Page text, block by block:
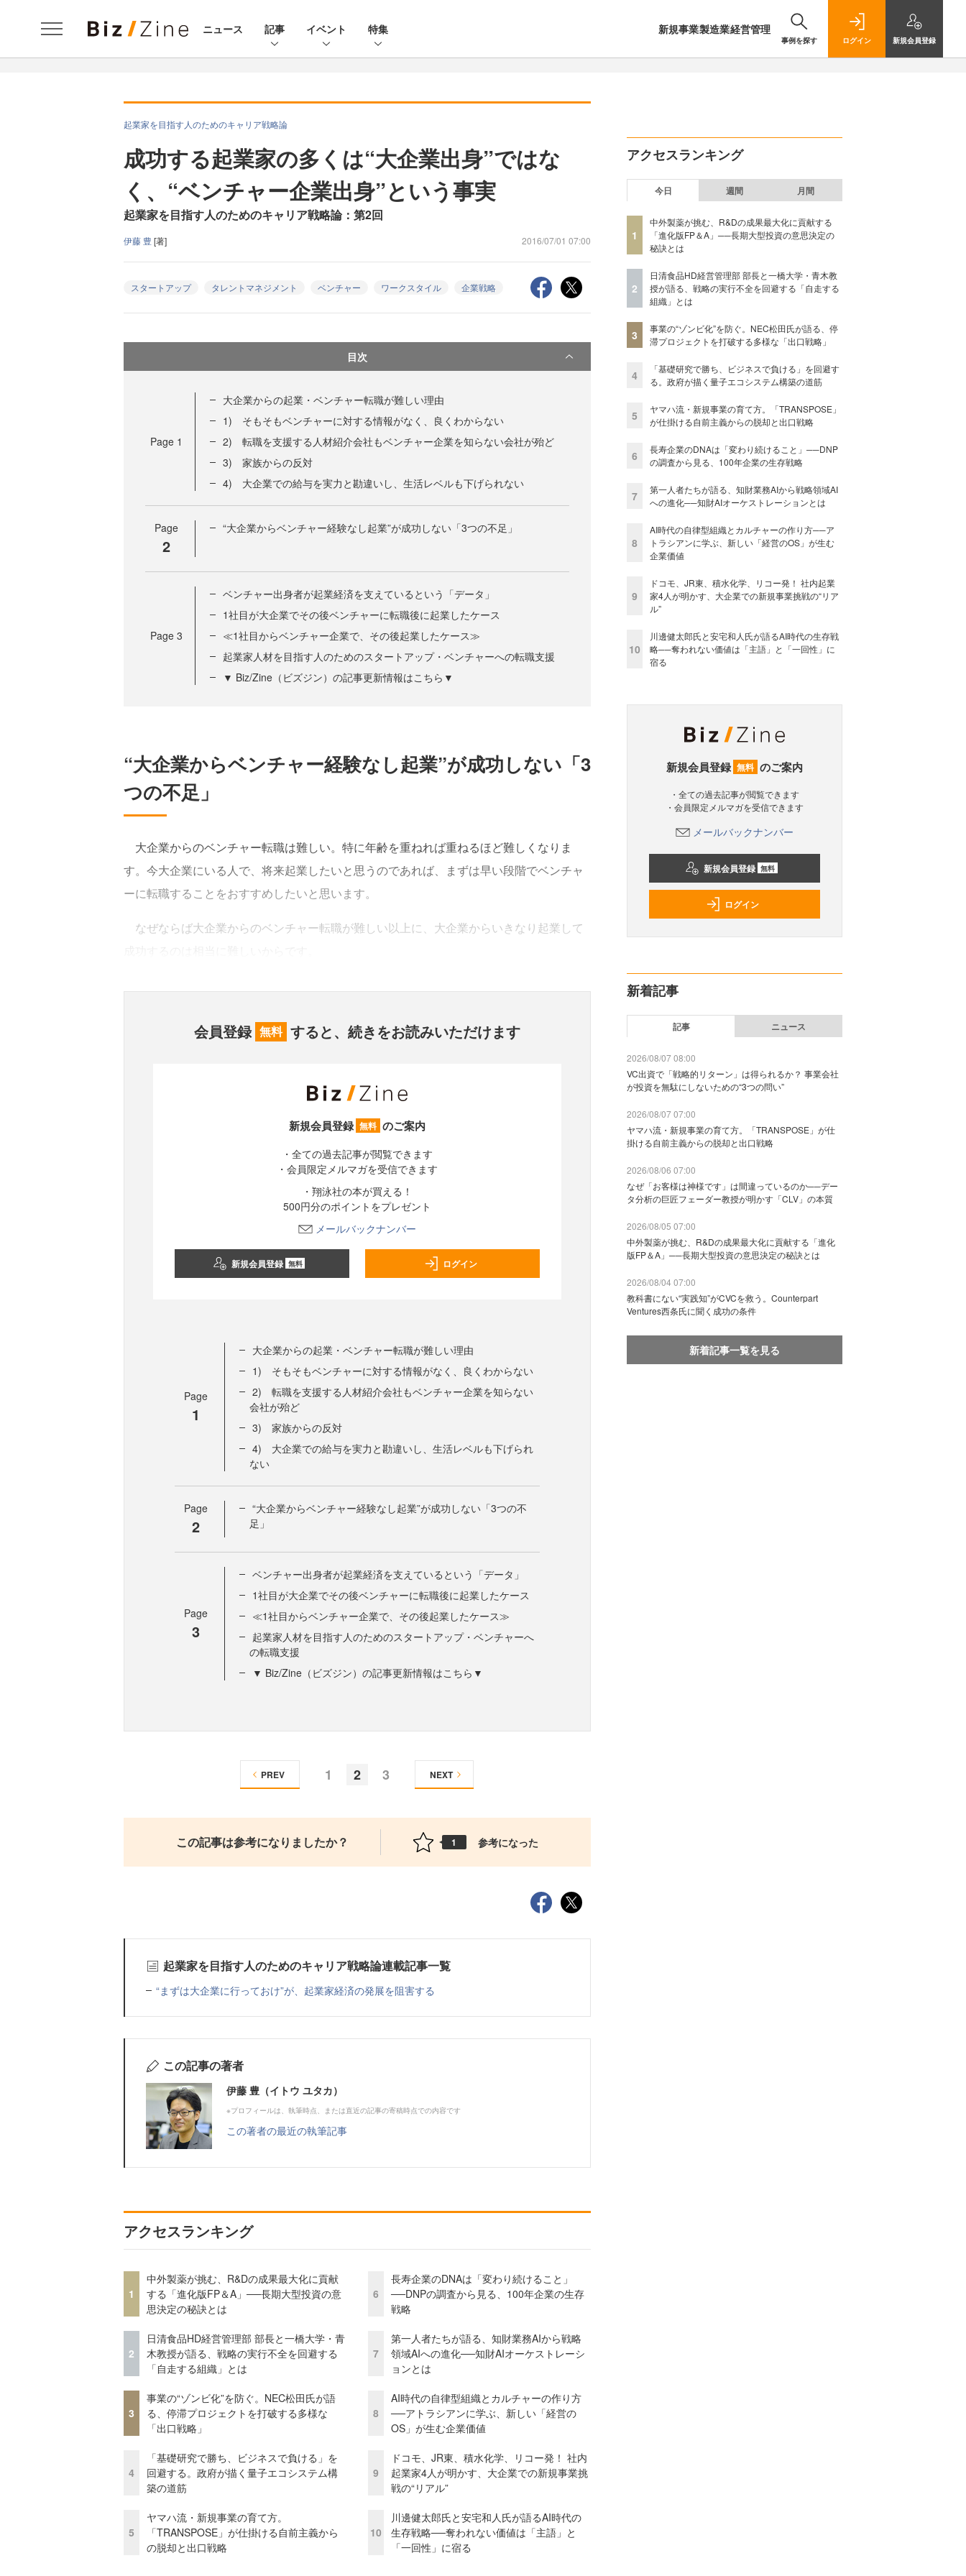
ニュース 記事 イベント 特集 新規事業製造業経営管理
事例を探す ログイン 新規会員登録
起業家を目指す人のためのキャリア戦略論
成功する起業家の多くは“大企業出身”ではな
く、“ベンチャー企業出身”という事実
起業家を目指す人のためのキャリア戦略論：第2回
伊藤 豊 [著] 2016/07/01 07:00
スタートアップ タレントマネジメント ベンチャー ワークスタイル 企業戦略
目次
Page 1
大企業からの起業・ベンチャー転職が難しい理由
1) そもそもベンチャーに対する情報がなく、良くわからない
2) 転職を支援する人材紹介会社もベンチャー企業を知らない会社が殆ど
3) 家族からの反対
4) 大企業での給与を実力と勘違いし、生活レベルも下げられない
Page
2
“大企業からベンチャー経験なし起業”が成功しない「3つの不足」
Page 3
ベンチャー出身者が起業経済を支えているという「データ」
1社目が大企業でその後ベンチャーに転職後に起業したケース
≪1社目からベンチャー企業で、その後起業したケース≫
起業家人材を目指す人のためのスタートアップ・ベンチャーへの転職支援
▼ Biz/Zine（ビズジン）の記事更新情報はこちら▼
“大企業からベンチャー経験なし起業”が成功しない「3
つの不足」
大企業からのベンチャー転職は難しい。特に年齢を重ねれば重ねるほど難しくなりま
す。今大企業にいる人で、将来起業したいと思うのであれば、まずは早い段階でベンチャ
ーに転職することをおすすめしたいと思います。
なぜならば大企業からのベンチャー転職が難しい以上に、大企業からいきなり起業して
会員登録 無料 すると、続きをお読みいただけます
新規会員登録 無料 のご案内
・全ての過去記事が閲覧できます
・会員限定メルマガを受信できます
・翔泳社の本が買える！
500円分のポイントをプレゼント
メールバックナンバー
新規会員登録 無料 ログイン
Page
1
大企業からの起業・ベンチャー転職が難しい理由
1) そもそもベンチャーに対する情報がなく、良くわからない
2) 転職を支援する人材紹介会社もベンチャー企業を知らない
会社が殆ど
3) 家族からの反対
4) 大企業での給与を実力と勘違いし、生活レベルも下げられ
ない
Page
2
“大企業からベンチャー経験なし起業”が成功しない「3つの不
足」
Page
3
ベンチャー出身者が起業経済を支えているという「データ」
1社目が大企業でその後ベンチャーに転職後に起業したケース
≪1社目からベンチャー企業で、その後起業したケース≫
起業家人材を目指す人のためのスタートアップ・ベンチャーへ
の転職支援
▼ Biz/Zine（ビズジン）の記事更新情報はこちら▼
1 2 3
PREV NEXT
この記事は参考になりましたか？ 1 参考になった
起業家を目指す人のためのキャリア戦略論連載記事一覧
“まずは大企業に行っておけ”が、起業家経済の発展を阻害する
この記事の著者
伊藤 豊（イトウ ユタカ）
※プロフィールは、執筆時点、または直近の記事の寄稿時点での内容です
この著者の最近の執筆記事
アクセスランキング
1
中外製薬が挑む、R&Dの成果最大化に貢献
する「進化版FP＆A」──長期大型投資の意
思決定の秘訣とは
2
日清食品HD経営管理部 部長と一橋大学・青
木教授が語る、戦略の実行不全を回避する
「自走する組織」とは
3
事業の“ゾンビ化”を防ぐ。NEC松田氏が語
る、停滞プロジェクトを打破する多様な
「出口戦略」
4
「基礎研究で勝ち、ビジネスで負ける」を
回避する。政府が描く量子エコシステム構
築の道筋
5
ヤマハ流・新規事業の育て方。
「TRANSPOSE」が仕掛ける自前主義から
の脱却と出口戦略
6
長寿企業のDNAは「変わり続けること」
──DNPの調査から見る、100年企業の生存
戦略
7
第一人者たちが語る、知財業務AIから戦略
領域AIへの進化──知財AIオーケストレーシ
ョンとは
8
AI時代の自律型組織とカルチャーの作り方
──アトラシアンに学ぶ、新しい「経営の
OS」が生む企業価値
9
ドコモ、JR東、積水化学、リコー発！ 社内
起業家4人が明かす、大企業での新規事業挑
戦の“リアル”
10
川邊健太郎氏と安宅和人氏が語るAI時代の
生存戦略──奪われない価値は「主語」と
「一回性」に宿る
アクセスランキング
今日 週間 月間
1
中外製薬が挑む、R&Dの成果最大化に貢献する
「進化版FP＆A」──長期大型投資の意思決定の
秘訣とは
2
日清食品HD経営管理部 部長と一橋大学・青木教
授が語る、戦略の実行不全を回避する「自走する
組織」とは
3
事業の“ゾンビ化”を防ぐ。NEC松田氏が語る、停
滞プロジェクトを打破する多様な「出口戦略」
4
「基礎研究で勝ち、ビジネスで負ける」を回避す
る。政府が描く量子エコシステム構築の道筋
5
ヤマハ流・新規事業の育て方。「TRANSPOSE」
が仕掛ける自前主義からの脱却と出口戦略
6
長寿企業のDNAは「変わり続けること」──DNP
の調査から見る、100年企業の生存戦略
7
第一人者たちが語る、知財業務AIから戦略領域AI
への進化──知財AIオーケストレーションとは
8
AI時代の自律型組織とカルチャーの作り方──ア
トラシアンに学ぶ、新しい「経営のOS」が生む
企業価値
9
ドコモ、JR東、積水化学、リコー発！ 社内起業
家4人が明かす、大企業での新規事業挑戦の“リア
ル”
10
川邊健太郎氏と安宅和人氏が語るAI時代の生存戦
略──奪われない価値は「主語」と「一回性」に
宿る
新規会員登録 無料 のご案内
・全ての過去記事が閲覧できます
・会員限定メルマガを受信できます
メールバックナンバー
新規会員登録 無料
ログイン
新着記事
記事 ニュース
2026/08/07 08:00
VC出資で「戦略的リターン」は得られるか？ 事業会社
が投資を無駄にしないための“3つの問い”
2026/08/07 07:00
ヤマハ流・新規事業の育て方。「TRANSPOSE」が仕
掛ける自前主義からの脱却と出口戦略
2026/08/06 07:00
なぜ「お客様は神様です」は間違っているのか──デー
タ分析の巨匠フェーダー教授が明かす「CLV」の本質
2026/08/05 07:00
中外製薬が挑む、R&Dの成果最大化に貢献する「進化
版FP＆A」──長期大型投資の意思決定の秘訣とは
2026/08/04 07:00
教科書にない“実践知”がCVCを救う。Counterpart
Ventures西条氏に聞く成功の条件
新着記事一覧を見る